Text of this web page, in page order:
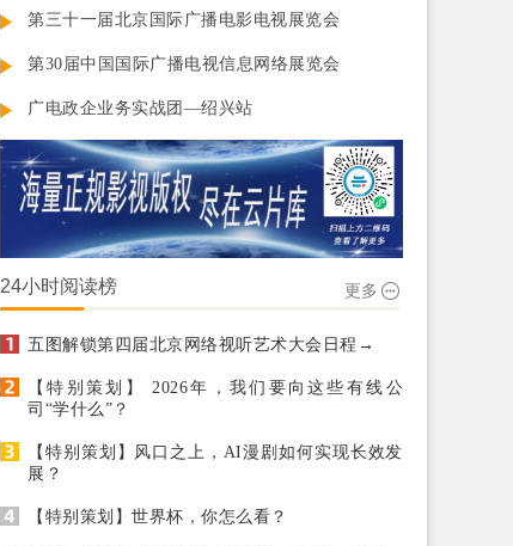
第三十一届北京国际广播电影电视展览会
第30届中国国际广播电视信息网络展览会
广电政企业务实战团—绍兴站
24小时阅读榜 更多
五图解锁第四届北京网络视听艺术大会日程→
【特别策划】 2026年，我们要向这些有线公
司“学什么”？
【特别策划】风口之上，AI漫剧如何实现长效发
展？
【特别策划】世界杯，你怎么看？